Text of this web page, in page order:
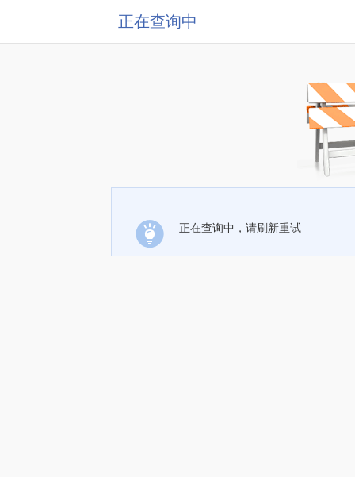
正在查询中
正在查询中，请刷新重试